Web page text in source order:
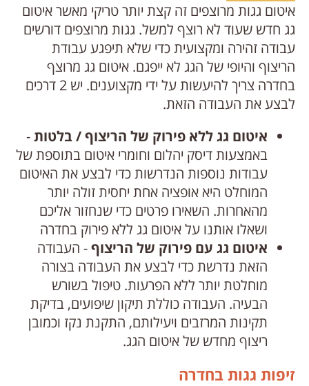
איטום גגות מרוצפים זה קצת יותר טריקי מאשר איטום
גג חדש שעוד לא רוצף למשל. גגות מרוצפים דורשים
עבודה זהירה ומקצועית כדי שלא תיפגע עבודת
הריצוף והיופי של הגג לא ייפגם. איטום גג מרוצף
בחדרה צריך להיעשות על ידי מקצוענים. יש 2 דרכים
לבצע את העבודה הזאת.
איטום גג ללא פירוק של הריצוף / בלטות-
באמצעות דיסק יהלום וחומרי איטום בתוספת של
עבודות נוספות הנדרשות כדי לבצע את האיטום
המוחלט היא אופציה אחת יחסית זולה יותר
מהאחרות. השאירו פרטים כדי שנחזור אליכם
ושאלו אותנו על איטום גג ללא פירוק בחדרה
איטום גג עם פירוק של הריצוף- העבודה
הזאת נדרשת כדי לבצע את העבודה בצורה
מוחלטת יותר ללא הפרעות. טיפול בשורש
הבעיה. העבודה כוללת תיקון שיפועים, בדיקת
תקינות המרזבים ויעילותם, התקנת נקז וכמובן
ריצוף מחדש של איטום הגג.
זיפות גגות בחדרה